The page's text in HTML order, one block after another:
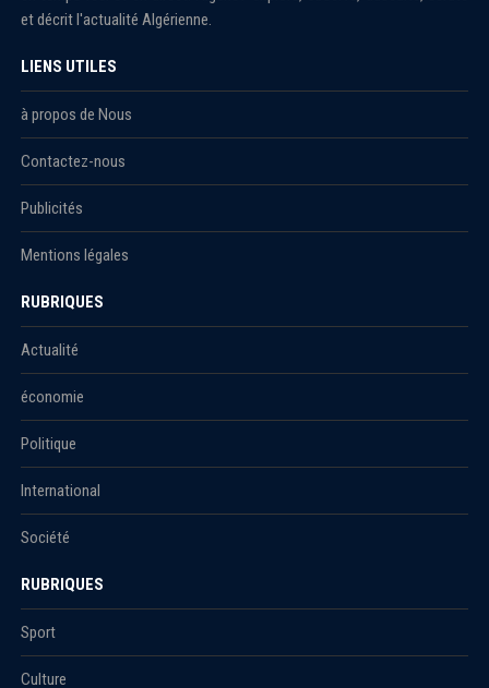
et décrit l'actualité Algérienne.
LIENS UTILES
à propos de Nous
Contactez-nous
Publicités
Mentions légales
RUBRIQUES
Actualité
économie
Politique
International
Société
RUBRIQUES
Sport
Culture